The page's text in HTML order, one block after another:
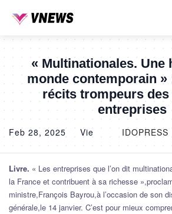
« Multinationales. Une
monde contemporain
récits trompeurs des
entreprises
Feb 28, 2025 Vie IDOPRESS
Livre. « Les entreprises que l’on dit
la France et contribuent à sa richesse
ministre,François Bayrou,à l’occasion de son
générale,le 14 janvier. C’est pour mieux